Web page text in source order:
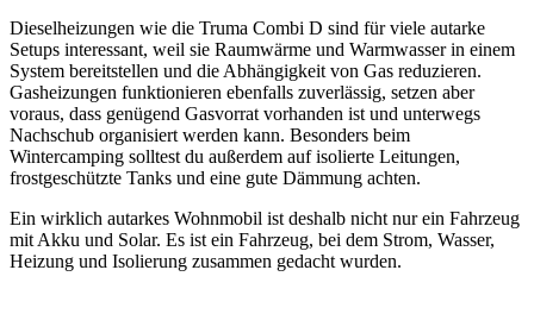
Dieselheizungen wie die Truma Combi D sind für viele autarke
Setups interessant, weil sie Raumwärme und Warmwasser in einem
System bereitstellen und die Abhängigkeit von Gas reduzieren.
Gasheizungen funktionieren ebenfalls zuverlässig, setzen aber
voraus, dass genügend Gasvorrat vorhanden ist und unterwegs
Nachschub organisiert werden kann. Besonders beim
Wintercamping solltest du außerdem auf isolierte Leitungen,
frostgeschützte Tanks und eine gute Dämmung achten.
Ein wirklich autarkes Wohnmobil ist deshalb nicht nur ein Fahrzeug
mit Akku und Solar. Es ist ein Fahrzeug, bei dem Strom, Wasser,
Heizung und Isolierung zusammen gedacht wurden.